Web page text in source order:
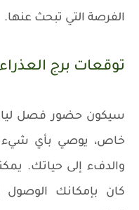
الفرصة التي تبحث عنها.
توقعات برج
سيكون حضور فصل
خاص، يوصي بأي شيء
والدفء إلى حياتك.
كان بإمكانك الوصول